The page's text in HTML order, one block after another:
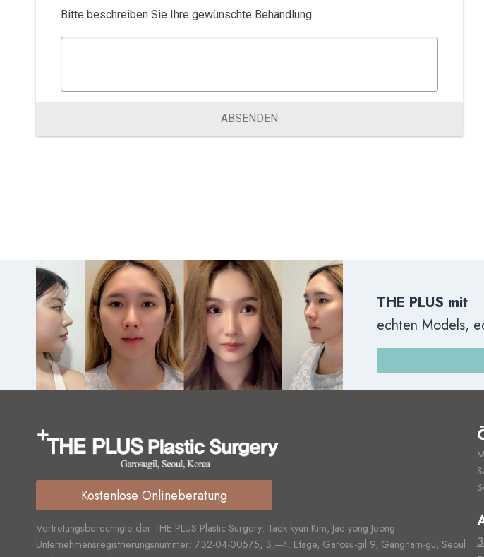
Bitte beschreiben Sie Ihre gewünschte Behandlung
ABSENDEN
THE PLUS mit
echten Models,
Kostenlose Onlineberatung
Vertretungsberechtigte der THE PLUS Plastic Surgery: Taek-kyun Kim, Jae-yong Jeong
Unternehmensregistrierungsnummer: 732-04-00575, 3.–4. Etage, Garosu-gil 9, Gangnam-gu, Seoul